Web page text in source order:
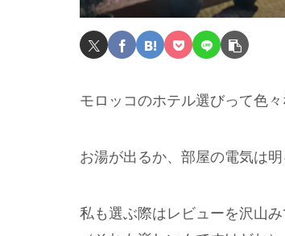
モロッコのホテル選びって色
お湯が出るか、部屋の電気は
私も選ぶ際はレビューを沢山